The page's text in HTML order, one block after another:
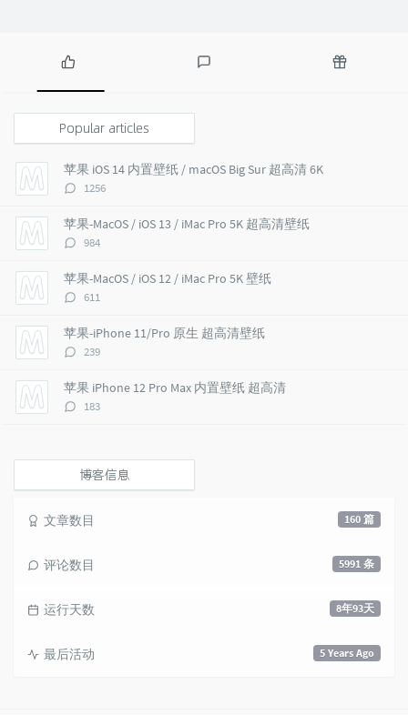
P
p
u
l
a
r
a
r
t
i
c
l
e
s
t
m
n
s
Popular articles
苹果 iOS 14 内置壁纸 / macOS Big Sur 超高清 6K
评
数：
1256
苹果-MacOS / iOS 13 / iMac Pro 5K 超高清壁纸
评
数：
984
苹果-MacOS / iOS 12 / iMac Pro 5K 壁纸
评
数：
611
苹果-iPhone 11/Pro 原生 超高清壁纸
评
数：
239
苹果 iPhone 12 Pro Max 内置壁纸 超高清
评
183
博客信息
160 篇
文章数目
5991 条
评论数目
8年93天
运行天数
5 Years Ago
最后活动